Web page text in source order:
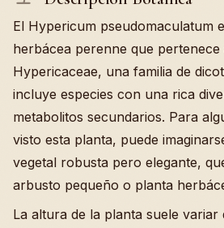
El Hypericum pseudomaculatum
herbácea perenne que pertenece
Hypericaceae, una familia de
incluye especies con una rica
metabolitos secundarios. Para
visto esta planta, puede
vegetal robusta pero elegante,
arbusto pequeño o planta
La altura de la planta suele variar